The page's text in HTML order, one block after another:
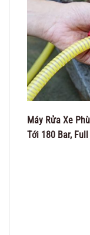
Máy Rửa Xe
Tới 180 Bar,